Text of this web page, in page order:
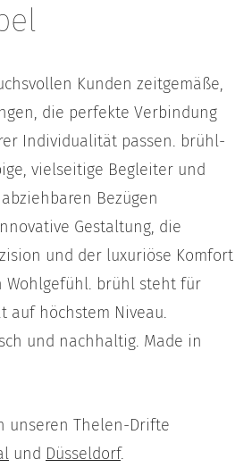
Kunden zeitgemäße,
die perfekte Verbindung
Individualität passen. brühl-
vielseitige Begleiter und
Bezügen
Gestaltung, die
und der luxuriöse Komfort
Wohlgefühl. brühl steht für
auf höchstem Niveau.
und nachhaltig. Made in
unseren Thelen-Drifte
und Düsseldorf.